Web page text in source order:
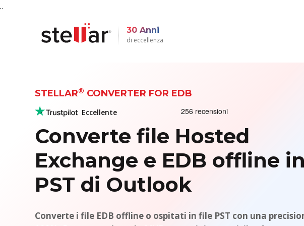
..
30 Anni
di eccellenza
STELLAR® CONVERTER FOR EDB
Eccellente
Converte file Hosted
Exchange e EDB offline in
PST di Outlook
Converte i file EDB offline o ospitati in file PST con una